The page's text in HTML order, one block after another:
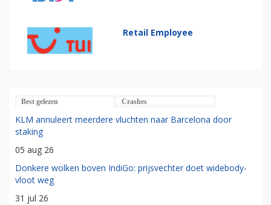
Retail Employee
Best gelezen Crashes
KLM annuleert meerdere vluchten naar Barcelona door
staking
05 aug 26
Donkere wolken boven IndiGo: prijsvechter doet widebody-
vloot weg
31 jul 26